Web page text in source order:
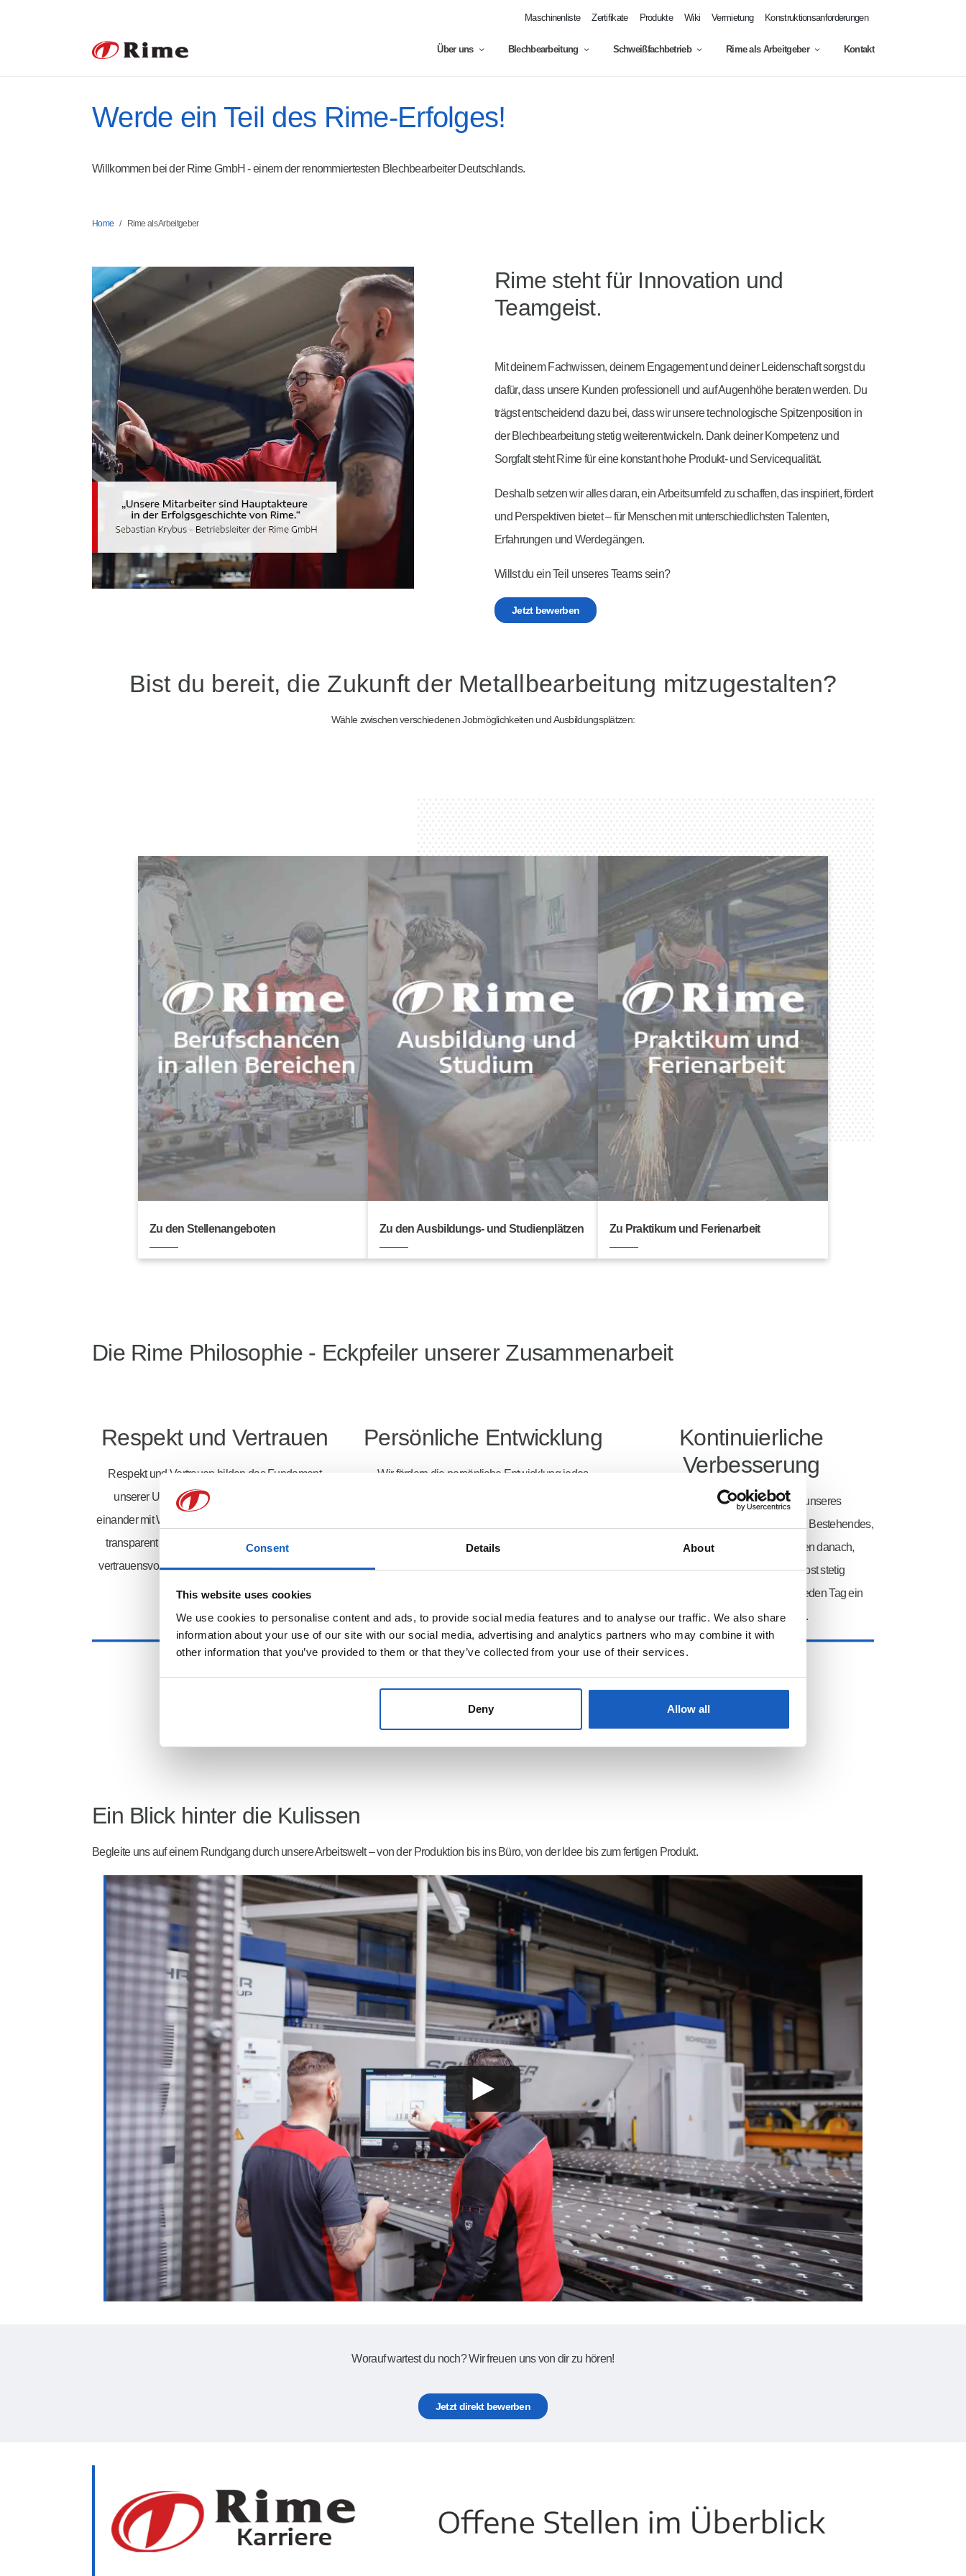
Consent Details About
This website uses cookies
We use cookies to personalise content and ads, to provide social media features and to analyse our traffic. We also share
information about your use of our site with our social media, advertising and analytics partners who may combine it with
other information that you’ve provided to them or that they’ve collected from your use of their services.
Deny Allow all
Maschinenliste Zertifikate Produkte Wiki Vermietung Konstruktionsanforderungen
Über uns Blechbearbeitung Schweißfachbetrieb Rime als Arbeitgeber Kontakt
Werde ein Teil des Rime-Erfolges!
Willkommen bei der Rime GmbH - einem der renommiertesten Blechbearbeiter Deutschlands.
Home Rime als Arbeitgeber
Rime steht für Innovation und
Teamgeist.
Mit deinem Fachwissen, deinem Engagement und deiner Leidenschaft sorgst du
dafür, dass unsere Kunden professionell und auf Augenhöhe beraten werden. Du
trägst entscheidend dazu bei, dass wir unsere technologische Spitzenposition in
der Blechbearbeitung stetig weiterentwickeln. Dank deiner Kompetenz und
Sorgfalt steht Rime für eine konstant hohe Produkt- und Servicequalität.
Deshalb setzen wir alles daran, ein Arbeitsumfeld zu schaffen, das inspiriert, fördert
und Perspektiven bietet – für Menschen mit unterschiedlichsten Talenten,
Erfahrungen und Werdegängen.
Willst du ein Teil unseres Teams sein?
Jetzt bewerben
Bist du bereit, die Zukunft der Metallbearbeitung mitzugestalten?
Wähle zwischen verschiedenen Jobmöglichkeiten und Ausbildungsplätzen:
Zu den Stellenangeboten Zu den Ausbildungs- und Studienplätzen Zu Praktikum und Ferienarbeit
Die Rime Philosophie - Eckpfeiler unserer Zusammenarbeit
Respekt und Vertrauen
Respekt und Vertrauen bilden das Fundament
unserer Unternehmenskultur. Wir begegnen
einander mit Wertschätzung und Offenheit, handeln
transparent und verlässlich – denn nur in einem
vertrauensvollen Miteinander entsteht nachhaltiger
Erfolg.
Persönliche Entwicklung
Wir fördern die persönliche Entwicklung jedes
Verantwortung zu übernehmen, schaffen wir Raum
Kontinuierliche
Verbesserung
Ständige Verbesserung ist Teil unseres
Selbstverständnisses. Wir hinterfragen Bestehendes,
lernen aus Erfahrungen und streben danach,
Prozesse, Produkte und uns selbst stetig
weiterzuentwickeln – mit dem Ziel, jeden Tag ein
Stück besser zu werden.
Ein Blick hinter die Kulissen
Begleite uns auf einem Rundgang durch unsere Arbeitswelt – von der Produktion bis ins Büro, von der Idee bis zum fertigen Produkt.
Worauf wartest du noch? Wir freuen uns von dir zu hören!
Jetzt direkt bewerben